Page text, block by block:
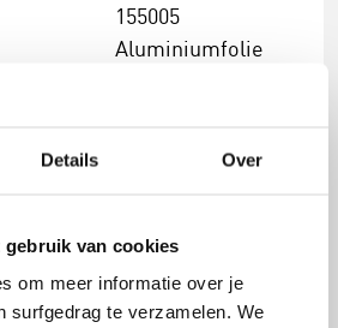
Details Over
gebruik van cookies
om meer informatie over je
surfgedrag te verzamelen. We
155005
Aluminiumfolie
Bestel nu